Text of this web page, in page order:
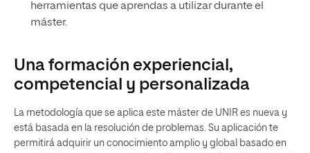
herramientas que aprendas a utilizar durante el
máster.
Una formación experiencial,
competencial y personalizada
La metodología que se aplica este máster de UNIR es nueva y
está basada en la resolución de problemas. Su aplicación te
permitirá adquirir un conocimiento amplio y global basado en